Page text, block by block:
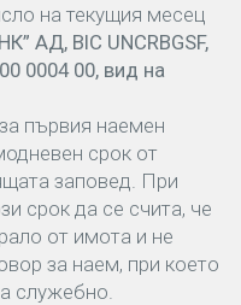
на текущия месец
АД, ВIС UNCRBGSF,
0004 00, вид на
първия наемен
срок от
заповед. При
срок да се счита, че
от имота и не
за наем, при което
служебно.